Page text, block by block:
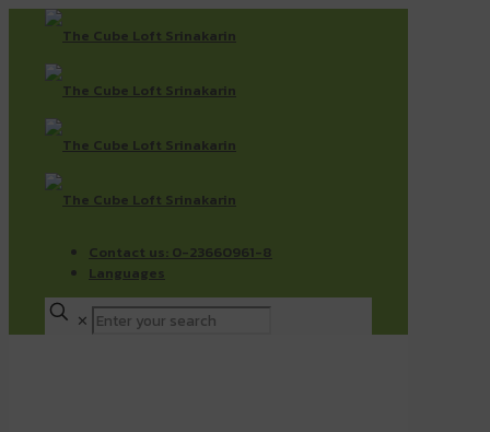
Contact us: 0-23660961-8
Languages
✕